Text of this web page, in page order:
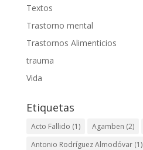
Textos
Trastorno mental
Trastornos Alimenticios
trauma
Vida
Etiquetas
Acto Fallido (1) Agamben (2)
Antonio Rodríguez Almodóvar(1)